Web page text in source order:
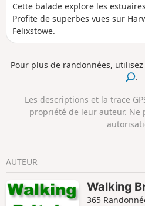
Cette balade explore les
Profite de superbes vues sur
Felixstowe.
Pour plus de randonnées,
.
Les descriptions et la trace
propriété de leur auteur. Ne
AUTEUR
Walking
365